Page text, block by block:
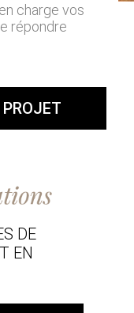
charge vos
répondre
DE
EN